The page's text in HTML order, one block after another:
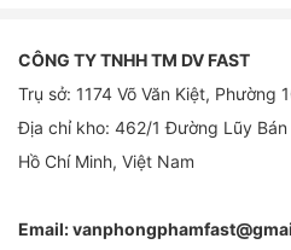
CÔNG TY TNHH TM DV FAST
Trụ sở: 1174 Võ Văn Kiệt, Phường
Địa chỉ kho: 462/1 Đường Lũy Bán
Hồ Chí Minh, Việt Nam
Email: